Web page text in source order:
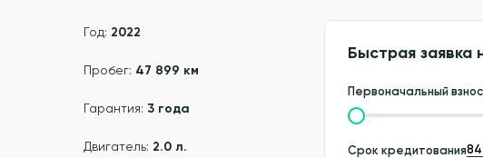
Год: 2022
Пробег: 47 899 км
Гарантия: 3 года
Двигатель: 2.0 л.
Быстрая заявка
Первоначальный взнос
Срок кредитования